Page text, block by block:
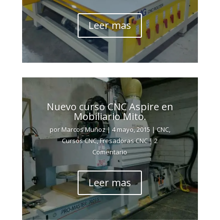
Leer mas
Nuevo curso CNC Aspire en
Mobiliario Mito.
por Marcos Muñoz|4 mayo, 2015 |CNC,
Cursos CNC,Fresadoras CNC| 2
Comentario
Leer mas